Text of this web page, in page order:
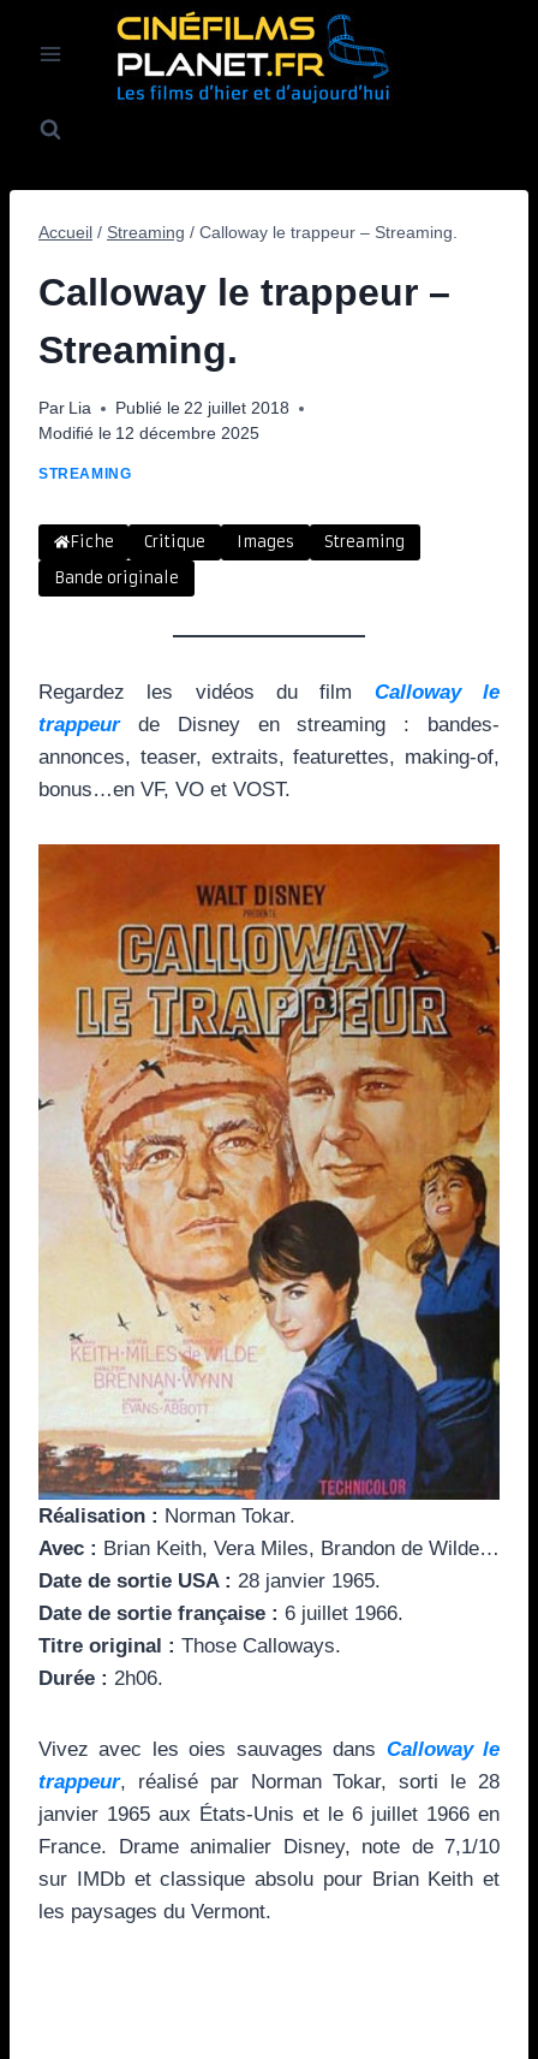
Accueil / Streaming / Calloway le trappeur – Streaming.
Calloway le trappeur –
Streaming.
Par Lia Publié le 22 juillet 2018
Modifié le 12 décembre 2025
STREAMING
Fiche Critique Images
Streaming
Bande originale
Regardez les vidéos du film Calloway le
trappeur
de Disney en streaming : bandes-
annonces, teaser, extraits, featurettes, making-of,
bonus…en VF, VO et VOST.
Réalisation : Norman Tokar.
Avec : Brian Keith, Vera Miles, Brandon de Wilde…
Date de sortie USA : 28 janvier 1965.
Date de sortie française : 6 juillet 1966.
Titre original : Those Calloways.
Durée : 2h06.
Vivez avec les oies sauvages dans Calloway le
trappeur, réalisé par Norman Tokar, sorti le 28
janvier 1965 aux États-Unis et le 6 juillet 1966 en
France. Drame animalier Disney, note de 7,1/10
sur IMDb et classique absolu pour Brian Keith et
les paysages du Vermont.